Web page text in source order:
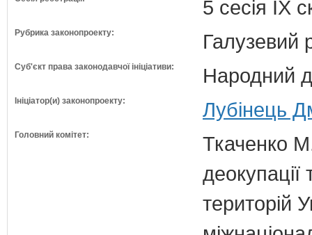
5 сесія IX
Рубрика законопроекту: Галузевий
Суб'єкт права законодавчої ініціативи: Народний
Ініціатор(и) законопроекту: Лубінець
Головний комітет:
Ткаченко
деокупації
територій